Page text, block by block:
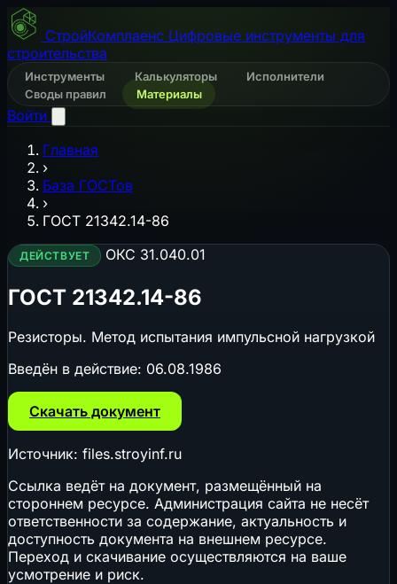
СтройКомплаенс Цифровые инструменты для
строительства
Инструменты Калькуляторы
Исполнители
Своды правил
Материалы
Войти
Главная
›
База ГОСТов
›
ГОСТ 21342.14-86
ДЕЙСТВУЕТ ОКС 31.040.01
ГОСТ 21342.14-86
Резисторы. Метод испытания импульсной нагрузкой
Введён в действие: 06.08.1986
Скачать документ
Источник: files.stroyinf.ru
Ссылка ведёт на документ, размещённый на
стороннем ресурсе. Администрация сайта не несёт
ответственности за содержание, актуальность и
доступность документа на внешнем ресурсе.
Переход и скачивание осуществляются на ваше
усмотрение и риск.